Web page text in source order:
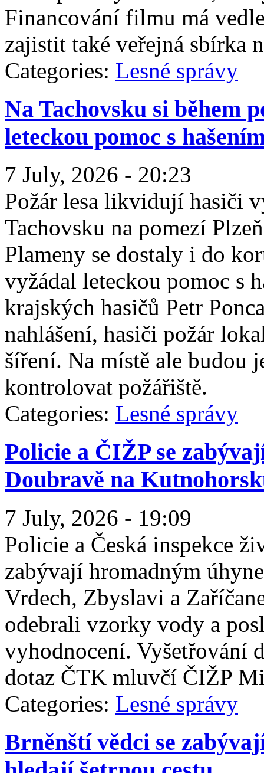
Financování filmu má
zajistit také veřejná sbírka
Categories: Lesné správy
Na Tachovsku si během
leteckou pomoc s
7 July, 2026 - 20:23
Požár lesa likvidují hasiči
Tachovsku na pomezí
Plameny se dostaly i do
vyžádal leteckou pomoc s
krajských hasičů Petr
nahlášení, hasiči požár
šíření. Na místě ale budou
kontrolovat požářiště.
Categories: Lesné správy
Policie a ČIŽP se
Doubravě na
7 July, 2026 - 19:09
Policie a Česká inspekce
zabývají hromadným
Vrdech, Zbyslavi a
odebrali vzorky vody a
vyhodnocení. Vyšetřování
dotaz ČTK mluvčí ČIŽP
Categories: Lesné správy
Brněnští vědci se